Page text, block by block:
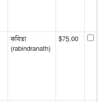
কবিতা
(rabindranath)
$75.00